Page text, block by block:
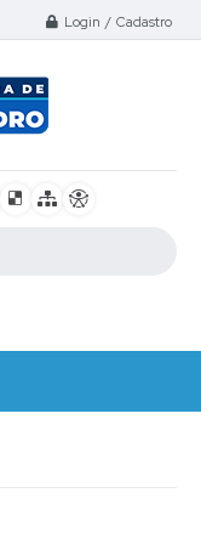
Login / Cadastro